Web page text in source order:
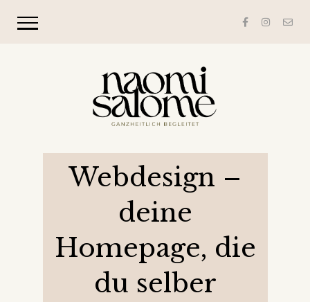
Webdesign –
deine
Homepage, die
du selber